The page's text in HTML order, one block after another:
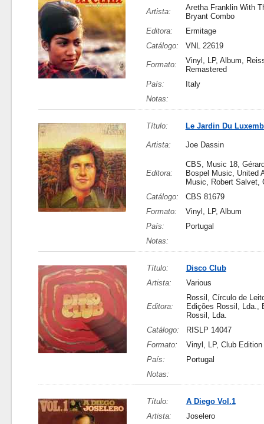
Artista:
Aretha Franklin With
Bryant Combo
Editora:
Ermitage
Catálogo:
VNL 22619
Formato:
Vinyl, LP, Album,
Remastered
País:
Italy
Notas:
Título: Le Jardin Du
Artista: Joe Dassin
Editora:
CBS, Music 18,
Bospel Music, United
Music, Robert Salvet,
Catálogo:
CBS 81679
Formato:
Vinyl, LP, Album
País:
Portugal
Notas:
Título:
Disco Club
Artista:
Various
Editora:
Rossil, Círculo de
Edições Rossil, Lda.,
Rossil, Lda.
Catálogo:
RISLP 14047
Formato:
Vinyl, LP, Club Edition
País:
Portugal
Notas:
Título:
A Diego Vol.1
Artista:
Joselero